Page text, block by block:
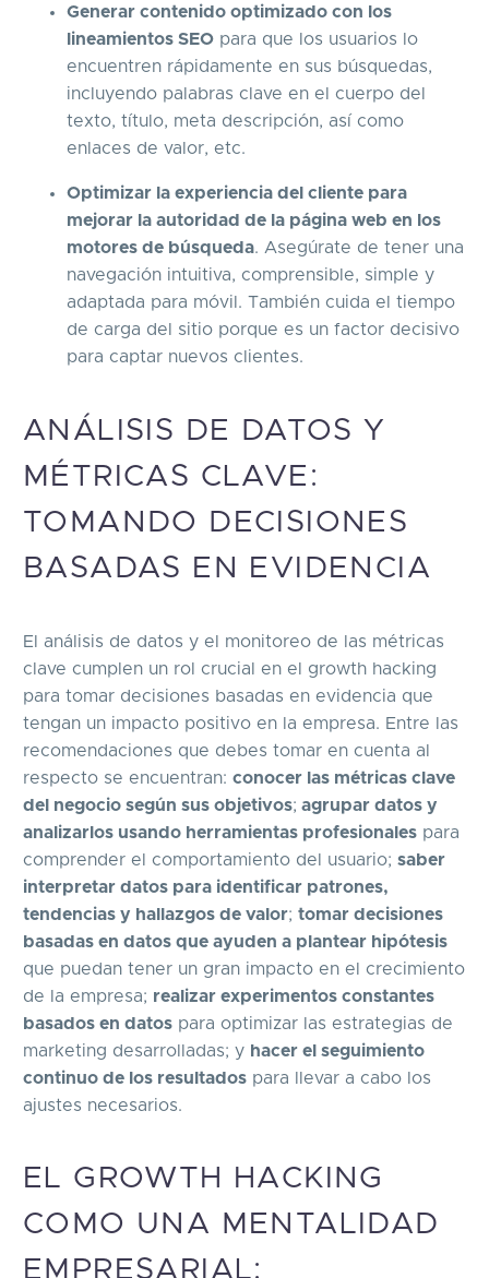
Generar contenido optimizado con los
lineamientos SEO para que los usuarios lo
encuentren rápidamente en sus búsquedas,
incluyendo palabras clave en el cuerpo del
texto, título, meta descripción, así como
enlaces de valor, etc.
Optimizar la experiencia del cliente para
mejorar la autoridad de la página web en los
motores de búsqueda. Asegúrate de tener una
navegación intuitiva, comprensible, simple y
adaptada para móvil. También cuida el tiempo
de carga del sitio porque es un factor decisivo
para captar nuevos clientes.
ANÁLISIS DE DATOS Y
MÉTRICAS CLAVE:
TOMANDO DECISIONES
BASADAS EN EVIDENCIA
El análisis de datos y el monitoreo de las métricas
clave cumplen un rol crucial en el growth hacking
para tomar decisiones basadas en evidencia que
tengan un impacto positivo en la empresa. Entre las
recomendaciones que debes tomar en cuenta al
respecto se encuentran: conocer las métricas clave
del negocio según sus objetivos; agrupar datos y
analizarlos usando herramientas profesionales para
comprender el comportamiento del usuario; saber
interpretar datos para identificar patrones,
tendencias y hallazgos de valor; tomar decisiones
basadas en datos que ayuden a plantear hipótesis
que puedan tener un gran impacto en el crecimiento
de la empresa; realizar experimentos constantes
basados en datos para optimizar las estrategias de
marketing desarrolladas; y hacer el seguimiento
continuo de los resultados para llevar a cabo los
ajustes necesarios.
EL GROWTH HACKING
COMO UNA MENTALIDAD
EMPRESARIAL: